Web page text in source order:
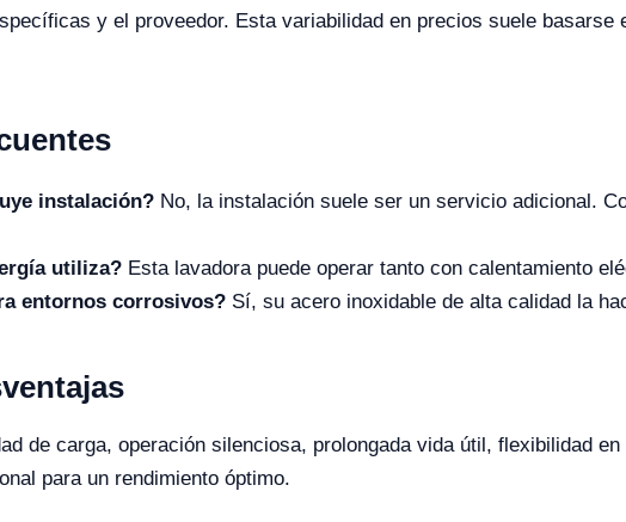
y el proveedor. Esta variabilidad en precios suele basarse
instalación? No, la instalación suele ser un servicio adicional.
utiliza? Esta lavadora puede operar tanto con calentamiento
entornos corrosivos? Sí, su acero inoxidable de alta calidad la
de carga, operación silenciosa, prolongada vida útil, flexibilidad en
para un rendimiento óptimo.